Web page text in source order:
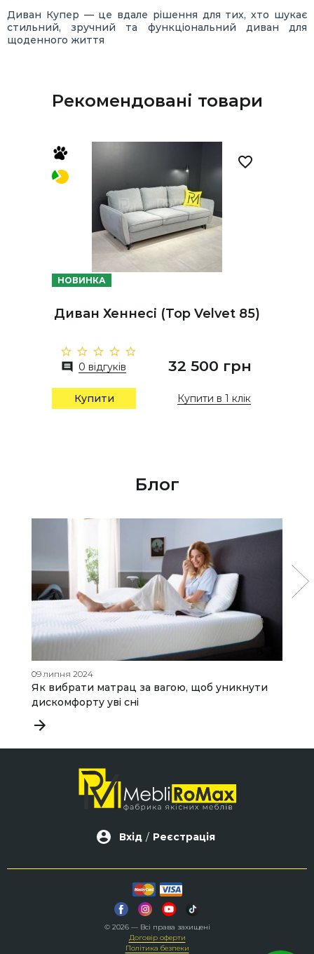
Диван Купер — це вдале рішення для тих, хто шукає
стильний, зручний та функціональний диван для
щоденного життя
Рекомендовані товари
НОВИНКА
Диван Хеннесі (Top Velvet 85)
0 відгуків 32 500 грн
Купити Купити в 1 клік
Блог
09 липня 2024
Як вибрати матрац за вагою, щоб уникнути
дискомфорту уві сні
Вхід / Реєстрація
© 2026 — Всі права захищені
Договір оферти
Політика безпеки